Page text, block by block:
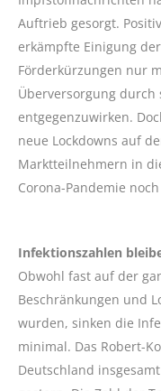
Auftrieb gesorgt.
erkämpfte Einigung
Förderkürzungen nur
Überversorgung durch
entgegenzuwirken.
neue Lockdowns auf
Marktteilnehmern in
Corona-Pandemie
Infektionszahlen
Obwohl fast auf der
Beschränkungen und
wurden, sinken die
minimal. Das Robert-
Deutschland